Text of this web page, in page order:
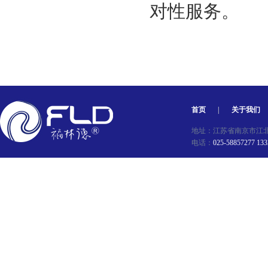
对性服务。
首页 关于我们
地址：江苏省南京市江
电话： 025-58857277